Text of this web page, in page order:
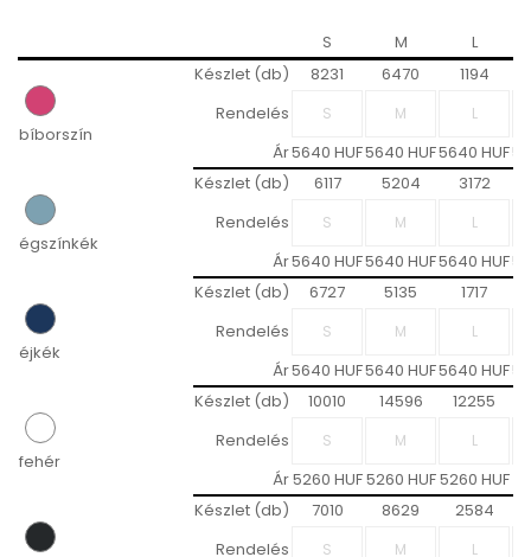
S M L
bíborszín
Készlet (db) 8231 6470 1194
Rendelés
Ár5640 HUF5640 HUF5640 HUF
égszínkék
Készlet (db) 6117 5204 3172
Rendelés
Ár5640 HUF5640 HUF5640 HUF
éjkék
Készlet (db) 6727 5135 1717
Rendelés
Ár5640 HUF5640 HUF5640 HUF
fehér
Készlet (db) 10010 14596
12255
Rendelés
Ár5260 HUF5260 HUF5260 HUF
Készlet (db)
7010 8629
2584
Rendelés